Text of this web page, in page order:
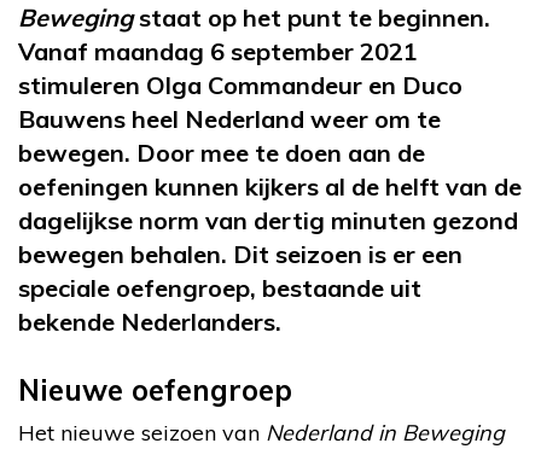
Bewegingstaat op het punt te beginnen.
Vanaf maandag 6 september 2021
stimuleren Olga Commandeur en Duco
Bauwens heel Nederland weer om te
bewegen. Door mee te doen aan de
oefeningen kunnen kijkers al de helft van de
dagelijkse norm van dertig minuten gezond
bewegen behalen. Dit seizoen is er een
speciale oefengroep, bestaande uit
bekende Nederlanders.
Nieuwe oefengroep
Het nieuwe seizoen van Nederland in Beweging